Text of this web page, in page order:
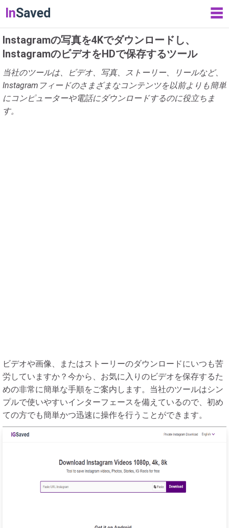
InSaved ☰
Instagramの写真を4Kでダウンロードし、
InstagramのビデオをHDで保存するツール
当社のツールは、ビデオ、写真、ストーリー、リールなど、
Instagramフィードのさまざまなコンテンツを以前よりも簡単
にコンピューターや電話にダウンロードするのに役立ちま
す。
ビデオや画像、またはストーリーのダウンロードにいつも苦
労していますか？今から、お気に入りのビデオを保存するた
めの非常に簡単な手順をご案内します。当社のツールはシン
プルで使いやすいインターフェースを備えているので、初め
ての方でも簡単かつ迅速に操作を行うことができます。